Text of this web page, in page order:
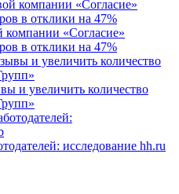
компании «Согласие»
в отклики на 47%
и увеличить количество
исследование hh.ru